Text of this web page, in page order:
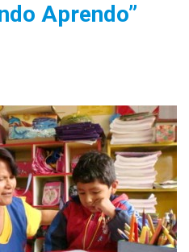
Aprendo”